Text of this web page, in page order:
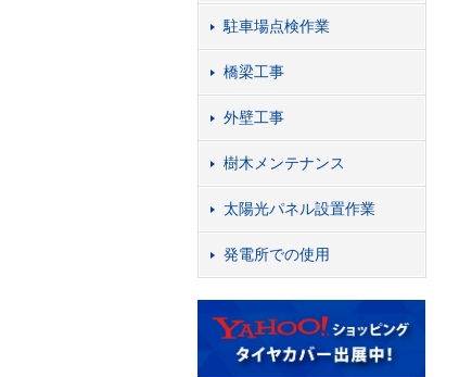
駐車場点検作業
橋梁工事
外壁工事
樹木メンテナンス
太陽光パネル設置作業
発電所での使用